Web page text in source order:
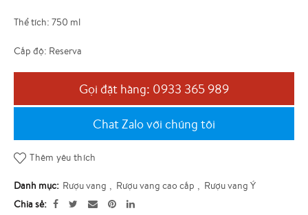
Thể tích: 750 ml
Cấp độ: Reserva
Gọi đặt hàng: 0933 365 989
Chat Zalo với chúng tôi
Thêm yêu thích
Danh mục: Rượu vang , Rượu vang cao cấp , Rượu vang Ý
Chia sẻ